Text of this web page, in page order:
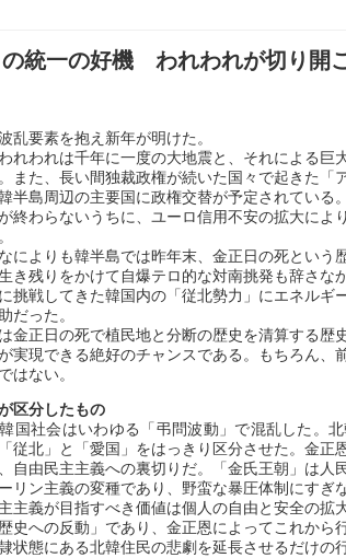
の統一の好機 われわれが切り開
乱要素を抱え新年が明けた。
れわれは千年に一度の大地震と、それによる巨
また、長い間独裁政権が続いた国々で起きた「
半島周辺の主要国に政権交替が予定されている
終わらないうちに、ユーロ信用不安の拡大によ
によりも韓半島では昨年末、金正日の死という
き残りをかけて自爆テロ的な対南挑発も辞さな
挑戦してきた韓国内の「従北勢力」にエネルギ
だった。
金正日の死で植民地と分断の歴史を清算する歴
実現できる絶好のチャンスである。もちろん、
はない。
区分したもの
国社会はいわゆる「弔問波動」で混乱した。
従北」と「愛国」をはっきり区分させた。金正
自由民主主義への裏切りだ。「金氏王朝」は人
リン主義の変種であり、野蛮な暴圧体制にすぎな
主義が目指すべき価値は個人の自由と安全の拡
史への反動」であり、金正恩によってこれから
状態にある北韓住民の悲劇を延長させるだけの